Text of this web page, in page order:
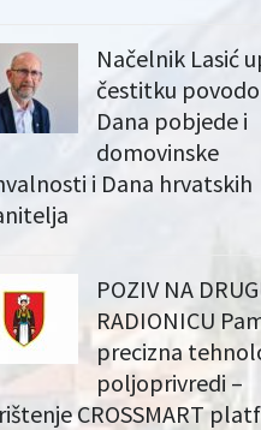
Načelnik Lasić
čestitku
Dana pobjede i
domovinske
i Dana hrvatskih
POZIV NA
RADIONICU
precizna
poljoprivredi –
CROSSMART